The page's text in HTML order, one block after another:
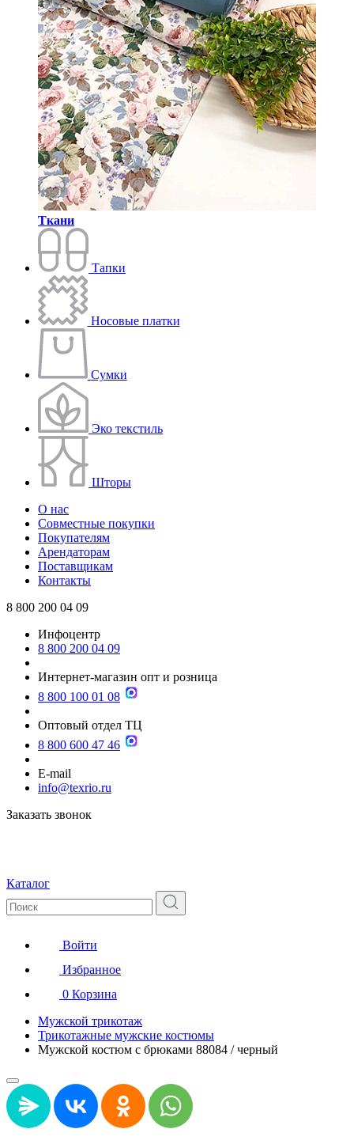
Ткани
Тапки
Носовые платки
Сумки
Эко текстиль
Шторы
О нас
Совместные покупки
Покупателям
Арендаторам
Поставщикам
Контакты
8 800 200 04 09
Инфоцентр
8 800 200 04 09
Интернет-магазин опт и розница
8 800 100 01 08
Оптовый отдел ТЦ
8 800 600 47 46
E-mail
info@texrio.ru
Заказать звонок
Каталог
Войти
Избранное
0 Корзина
Мужской трикотаж
Трикотажные мужские костюмы
Мужской костюм с брюками 88084 / черный